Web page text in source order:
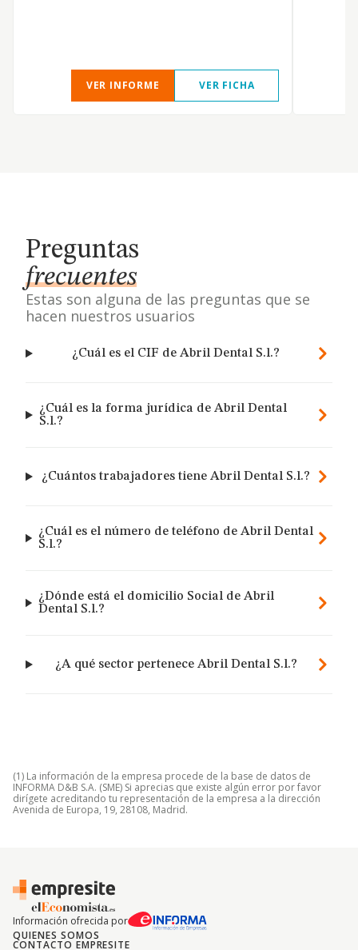
VER INFORME VER FICHA
Preguntas
frecuentes
Estas son alguna de las preguntas que se
hacen nuestros usuarios
¿Cuál es el CIF de Abril Dental S.l.?
¿Cuál es la forma jurídica de Abril Dental
S.l.?
¿Cuántos trabajadores tiene Abril Dental S.l.?
¿Cuál es el número de teléfono de Abril Dental
S.l.?
¿Dónde está el domicilio Social de Abril
Dental S.l.?
¿A qué sector pertenece Abril Dental S.l.?
(1) La información de la empresa procede de la base de datos de
INFORMA D&B S.A. (SME) Si aprecias que existe algún error por favor
dirígete acreditando tu representación de la empresa a la dirección
Avenida de Europa, 19, 28108, Madrid.
Información ofrecida por
QUIENES SOMOS
CONTACTO EMPRESITE